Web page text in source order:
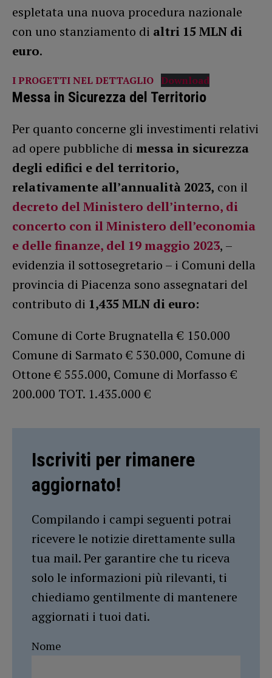
espletata una nuova procedura nazionale
con uno stanziamento di altri 15 MLN di
euro.
I PROGETTI NEL DETTAGLIO Download
Messa in Sicurezza del Territorio
Per quanto concerne gli investimenti relativi
ad opere pubbliche di messa in sicurezza
degli edifici e del territorio,
relativamente all’annualità 2023, con il
decreto del Ministero dell’interno, di
concerto con il Ministero dell’economia
e delle finanze, del 19 maggio 2023, –
evidenzia il sottosegretario – i Comuni della
provincia di Piacenza sono assegnatari del
contributo di 1,435 MLN di euro:
Comune di Corte Brugnatella € 150.000
Comune di Sarmato € 530.000, Comune di
Ottone € 555.000, Comune di Morfasso €
200.000 TOT. 1.435.000 €
Iscriviti per rimanere
aggiornato!
Compilando i campi seguenti potrai
ricevere le notizie direttamente sulla
tua mail. Per garantire che tu riceva
solo le informazioni più rilevanti, ti
chiediamo gentilmente di mantenere
aggiornati i tuoi dati.
Nome